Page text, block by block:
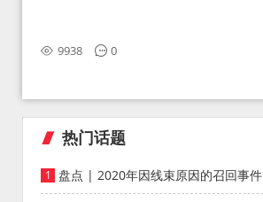
9938 0
热门话题
盘点 | 2020年因线束原因的召回事件